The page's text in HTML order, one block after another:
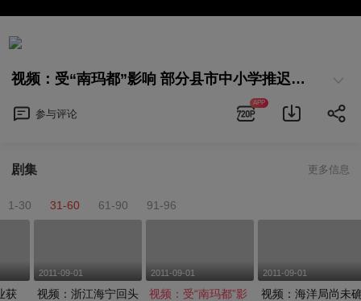
视频：受“南玛都”影响 部分县市中小学推迟开学
参与评论
APP
剧集 更多信息
1-30 31-60 61-90 91-96
获
2011-09-01
视频：浙江海宁回头
2011-09-01
视频：受“南玛都”影
2011-09-01
视频：海洋局尚未